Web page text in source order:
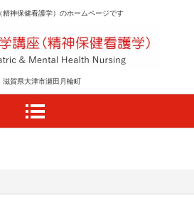
精神保健看護学）のホームページです
賀県大津市瀬田月輪町